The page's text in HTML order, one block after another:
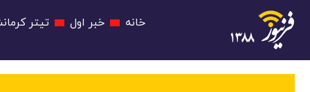
خانه خبر اول تیتر